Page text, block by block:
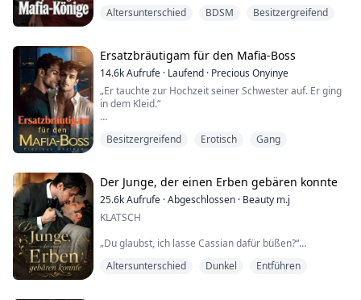
sah.“ Seine Stimme war ein tödliches Flüstern.
„Du gehörst uns, Kätzchen“, fuhr er fort, seine Augen...
Altersunterschied BDSM Besitzergreifend
Ersatzbräutigam für den Mafia-Boss
14.6kAufrufe · Laufend · Precious Onyinye
„Er tauchte zur Hochzeit seiner Schwester auf. Er ging
in dem Kleid.“
mit der Hochzeit seiner Schwester – nicht mit seiner
Leben nimmt, wird Liam vor ein unmögliches
Ultimatum gestellt: Nimm ihren Platz am Altar ein …
oder sieh dabei zu, wie...
Besitzergreifend Erotisch Gang
Der Junge, der einen Erben gebären konnte
25.6kAufrufe ·Abgeschlossen · Beauty m.j
KLATSCH
„Du glaubst, ich lasse Cassian dafür büßen?“
„Er ist mein Sohn. Und du? Du bist bloß ein Gesicht, das
Altersunterschied Dunkel Entführen